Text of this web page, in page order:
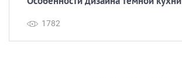
1782